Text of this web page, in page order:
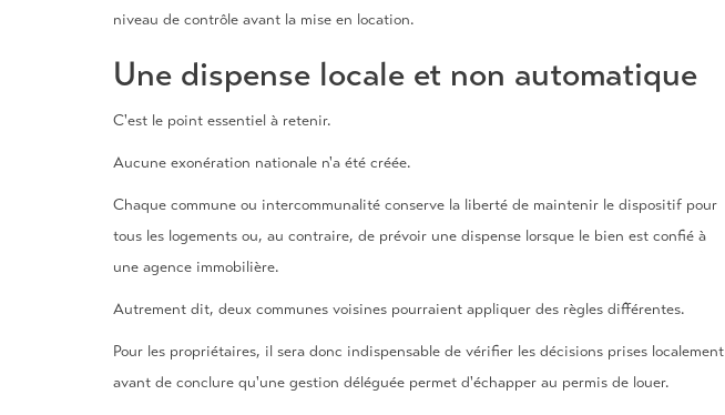
niveau de contrôle avant la mise en location.
Une dispense locale et non automatique
C'est le point essentiel à retenir.
Aucune exonération nationale n'a été créée.
Chaque commune ou intercommunalité conserve la liberté de maintenir le dispositif pour
tous les logements ou, au contraire, de prévoir une dispense lorsque le bien est confié à
une agence immobilière.
Autrement dit, deux communes voisines pourraient appliquer des règles différentes.
Pour les propriétaires, il sera donc indispensable de vérifier les décisions prises localement
avant de conclure qu'une gestion déléguée permet d'échapper au permis de louer.